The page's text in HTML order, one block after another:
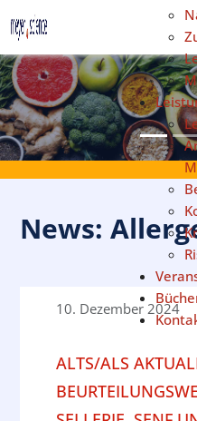
Sprache auswählen
Previous
News:
10. Dezember 2024
ALTS/ALS